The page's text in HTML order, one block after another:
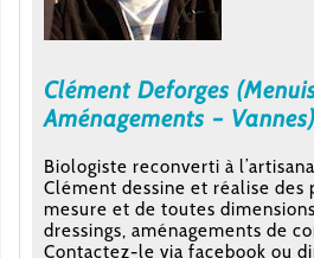
Clément Deforges
Aménagements – Vannes)
Biologiste reconverti à
Clément dessine et réalise des
mesure et de toutes
dressings, aménagements de
Contactez-le via facebook ou